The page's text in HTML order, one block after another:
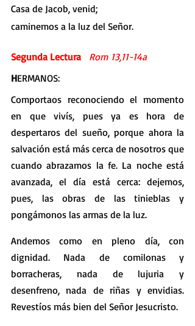
Casa de Jacob, venid;
caminemos a la luz del Señor.
Segunda Lectura Rom 13,11-14a
HERMANOS:
Comportaos reconociendo el momento
en que vivís, pues ya es hora de
despertaros del sueño, porque ahora la
salvación está más cerca de nosotros que
cuando abrazamos la fe. La noche está
avanzada, el día está cerca: dejemos,
pues, las obras de las tinieblas y
pongámonos las armas de la luz.
Andemos como en pleno día, con
dignidad. Nada de comilonas y
borracheras, nada de lujuria y
desenfreno, nada de riñas y envidias.
Revestíos más bien del Señor Jesucristo.